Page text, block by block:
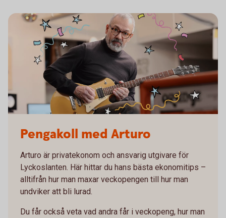
Pengakoll med Arturo
Arturo är privatekonom och ansvarig utgivare för
Lyckoslanten. Här hittar du hans bästa ekonomitips –
alltifrån hur man maxar veckopengen till hur man
undviker att bli lurad.
Du får också veta vad andra får i veckopeng, hur man